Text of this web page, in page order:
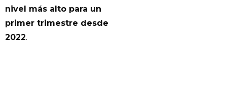
nivel más alto para un
primer trimestre desde
2022.